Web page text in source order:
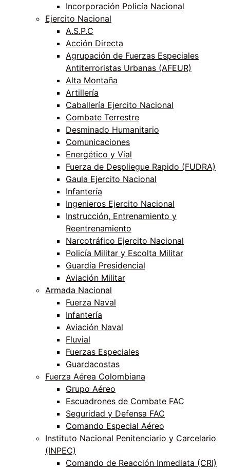
Incorporación Policía Nacional
Ejercito Nacional
A.S.P.C
Acción Directa
Agrupación de Fuerzas Especiales
Antiterroristas Urbanas (AFEUR)
Alta Montaña
Artillería
Caballería Ejercito Nacional
Combate Terrestre
Desminado Humanitario
Comunicaciones
Energético y Vial
Fuerza de Despliegue Rapido (FUDRA)
Gaula Ejercito Nacional
Infantería
Ingenieros Ejercito Nacional
Instrucción, Entrenamiento y
Reentrenamiento
Narcotráfico Ejercito Nacional
Policía Militar y Escolta Militar
Guardia Presidencial
Aviación Militar
Armada Nacional
Fuerza Naval
Infantería
Aviación Naval
Fluvial
Fuerzas Especiales
Guardacostas
Fuerza Aérea Colombiana
Grupo Aéreo
Escuadrones de Combate FAC
Seguridad y Defensa FAC
Comando Especial Aéreo
Instituto Nacional Penitenciario y Carcelario
(INPEC)
Comando de Reacción Inmediata (CRI)